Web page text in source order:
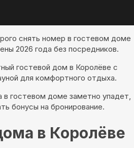
снять номер в гостевом доме
2026 года без посредников.
гостевой дом в Королёве с
для комфортного отдыха.
гостевом доме заметно упадет,
бонусы на бронирование.
в Королёве